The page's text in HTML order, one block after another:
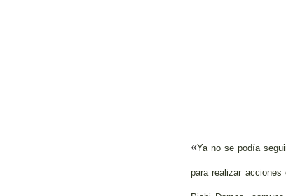
«Ya no se podía
para realizar acciones